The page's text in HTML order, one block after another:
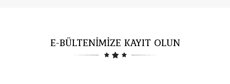
E-BÜLTENİMİZE KAYIT OLUN